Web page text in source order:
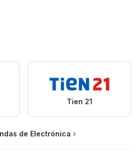
Tien 21
de Electrónica